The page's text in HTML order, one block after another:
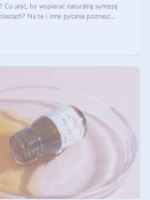
Co jeść, by wspierać naturalną syntezę
Na te i inne pytania poznasz